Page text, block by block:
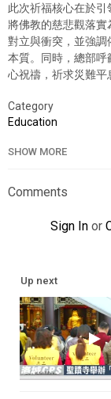
此次祈福核心在於
將佛教的慈悲觀落
對立與衝突，並強
本質。同時，總部
心祝禱，祈求災難平
Category
Education
SHOW MORE
Comments
Sign In or
Up next